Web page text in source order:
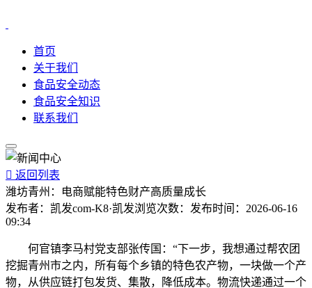
首页
关于我们
食品安全动态
食品安全知识
联系我们
 返回列表
潍坊青州：电商赋能特色财产高质量成长
发布者： 凯发com-K8·凯发浏览次数： 发布时间： 2026-06-16
09:34
何官镇李马村党支部张传国：“下一步，我想通过帮农团
挖掘青州市之内，所有每个乡镇的特色农产物，一块做一个产
物，从供应链打包发货、集散，降低成本。物流快递通过一个